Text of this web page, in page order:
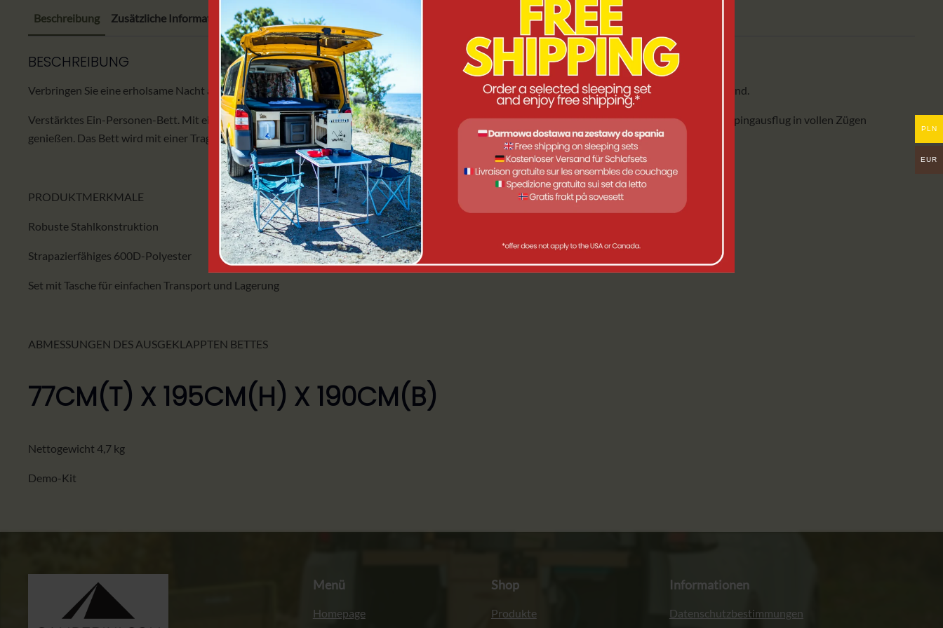
Beschreibung Zusätzliche Informationen
BESCHREIBUNG
Verbringen Sie eine erholsame Nacht auf dem Slumber Plus Camping Bett, damit Sie ausgeruht und bereit für einen Tag voller Outdoor-Abenteuer sind.
Verstärktes Ein-Personen-Bett. Mit einer bequemen erhöhten Kopfstütze und einer robusten Stahlkonstruktion in XL-Größe können Sie Ihren Campingausflug in vollen Zügen
genießen. Das Bett wird mit einer Tragetasche für einfachen Transport und Lagerung geliefert.
PRODUKTMERKMALE
Robuste Stahlkonstruktion
Strapazierfähiges 600D-Polyester
Set mit Tasche für einfachen Transport und Lagerung
ABMESSUNGEN DES AUSGEKLAPPTEN BETTES
77CM(T) X 195CM(H) X 190CM(B)
Nettogewicht 4,7 kg
Demo-Kit
Menü
Homepage
Shop
Produkte
Informationen
Datenschutzbestimmungen
PLN
EUR